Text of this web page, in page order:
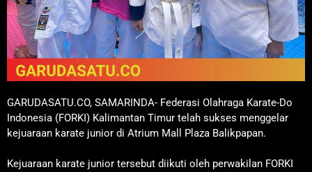
GARUDASATU.CO, SAMARINDA- Federasi Olahraga Karate-Do
Indonesia (FORKI) Kalimantan Timur telah sukses menggelar
kejuaraan karate junior di Atrium Mall Plaza Balikpapan.
Kejuaraan karate junior tersebut diikuti oleh perwakilan FORKI